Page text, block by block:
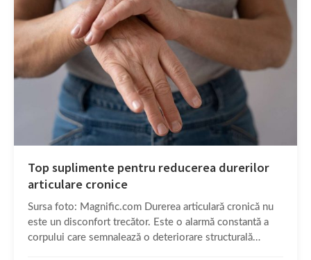
Top suplimente pentru reducerea durerilor
articulare cronice
Sursa foto: Magnific.com Durerea articulară cronică nu
este un disconfort trecător. Este o alarmă constantă a
corpului care semnalează o deteriorare structurală…